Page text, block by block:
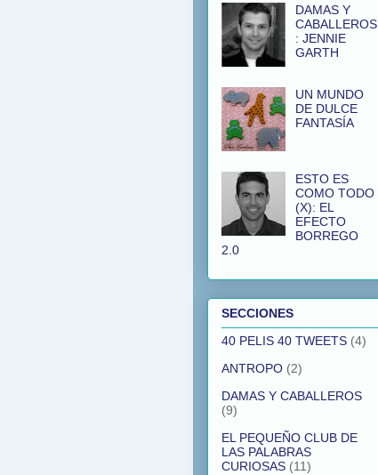
DAMAS Y
CABALLEROS
: JENNIE
GARTH
UN MUNDO
DE DULCE
FANTASÍA
ESTO ES
COMO TODO
(X): EL
EFECTO
BORREGO
2.0
SECCIONES
40 PELIS 40 TWEETS (4)
ANTROPO (2)
DAMAS Y CABALLEROS
(9)
EL PEQUEÑO CLUB DE
LAS PALABRAS
CURIOSAS (11)